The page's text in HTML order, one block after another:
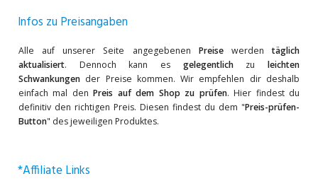
Infos zu Preisangaben
Alle auf unserer Seite angegebenen Preisewerdentäglich
aktualisiert. Dennoch kann es gelegentlichzuleichten
Schwankungen der Preise kommen. Wir empfehlen dir deshalb
einfach mal denPreis auf dem Shop zu prüfen. Hier findest du
definitiv den richtigen Preis. Diesen findest du dem "Preis-prüfen-
Button" des jeweiligen Produktes.
*Affiliate Links